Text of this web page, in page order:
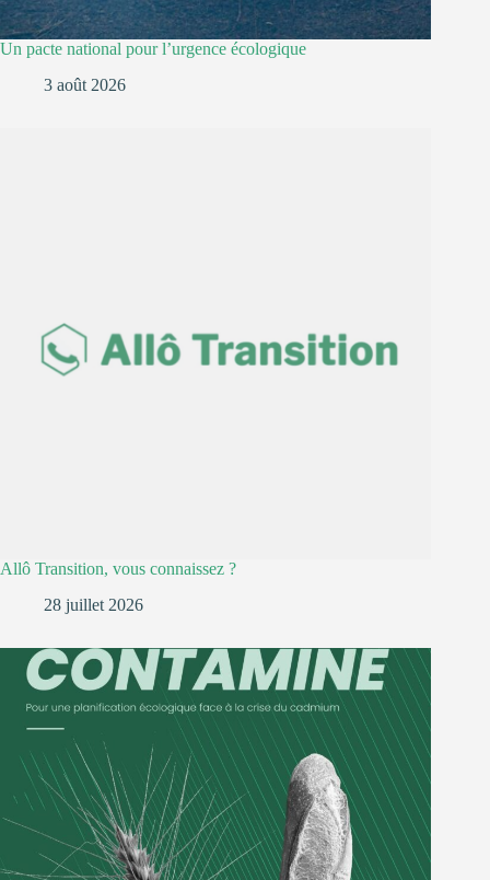
Un pacte national pour l’urgence écologique
3 août 2026
Allô Transition, vous connaissez ?
28 juillet 2026